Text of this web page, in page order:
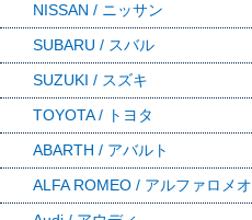
NISSAN / ニッサン
SUBARU / スバル
SUZUKI / スズキ
TOYOTA / トヨタ
ABARTH / アバルト
ALFA ROMEO / アルファロメオ